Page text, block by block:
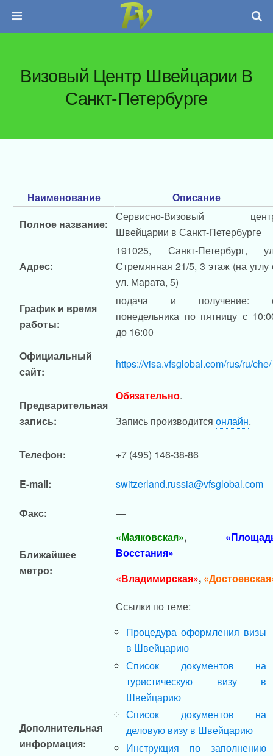
Визовый Центр Швейцарии В
Санкт-Петербурге
Наименование
Описание
Полное название:
Сервисно-Визовый
Швейцарии в Санкт-Петербурге
Адрес:
191025, Санкт-Петербург,
Стремянная 21/5, 3 этаж (на углу
ул. Марата, 5)
График и время
работы:
подача и получение:
понедельника по пятницу с
до 16:00
Официальный
сайт:
https://visa.vfsglobal.com/rus/ru/che/
Предварительная
запись:
Обязательно.
Запись производится онлайн.
Телефон: +7 (495) 146-38-86
E-mail: switzerland.russia@vfsglobal.com
Факс: —
Ближайшее
метро:
«Маяковская»,
Восстания»
«Владимирская»,
Дополнительная
информация:
Ссылки по теме:
Процедура оформления визы
в Швейцарию
Список документов на
туристическую визу в
Швейцарию
Список документов на
деловую визу в Швейцарию
Инструкция по заполнению